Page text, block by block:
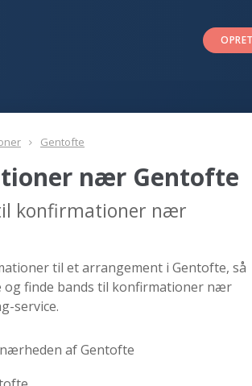
Gentofte
nær Gentofte
konfirmationer nær
til et arrangement i Gentofte, så
og finde bands til konfirmationer nær
service.
af Gentofte